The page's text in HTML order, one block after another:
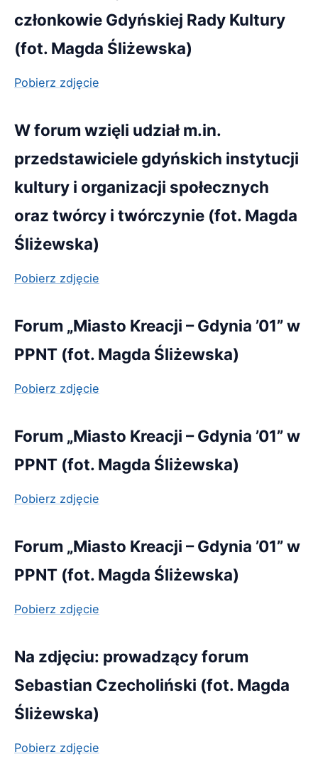
członkowie Gdyńskiej Rady Kultury
(fot. Magda Śliżewska)
Pobierz zdjęcie
W forum wzięli udział m.in.
przedstawiciele gdyńskich instytucji
kultury i organizacji społecznych
oraz twórcy i twórczynie (fot. Magda
Śliżewska)
Pobierz zdjęcie
Forum „Miasto Kreacji – Gdynia ’01” w
PPNT (fot. Magda Śliżewska)
Pobierz zdjęcie
Forum „Miasto Kreacji – Gdynia ’01” w
PPNT (fot. Magda Śliżewska)
Pobierz zdjęcie
Forum „Miasto Kreacji – Gdynia ’01” w
PPNT (fot. Magda Śliżewska)
Pobierz zdjęcie
Na zdjęciu: prowadzący forum
Sebastian Czecholiński (fot. Magda
Śliżewska)
Pobierz zdjęcie